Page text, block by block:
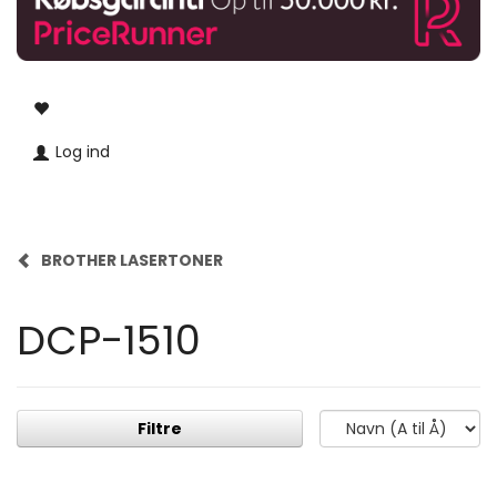
Log ind
BROTHER LASERTONER
DCP-1510
Filtre